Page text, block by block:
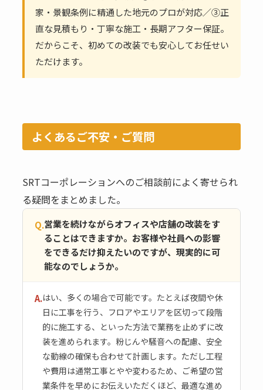
家・景観条例に精通した地元のプロが対応／③正
直な見積もり・丁寧な施工・長期アフター保証。
だからこそ、初めての改装でも安心してお任せい
ただけます。
よくあるご不安・ご質問
SRTコーポレーションへのご相談前によく寄せられ
る疑問をまとめました。
Q.営業を続けながらオフィスや店舗の改装をす
ることはできますか。お客様や社員への影響
をできるだけ抑えたいのですが、現実的に可
能なのでしょうか。
A.はい、多くの場合で可能です。たとえば夜間や休
日に工事を行う、フロアやエリアを区切って段階
的に施工する、といった方法で業務を止めずに改
装を進められます。粉じんや騒音への配慮、安全
な動線の確保も合わせて計画します。ただし工程
や費用は通常工事とやや変わるため、ご希望の営
業条件を早めにお伝えいただくほど、最適な進め